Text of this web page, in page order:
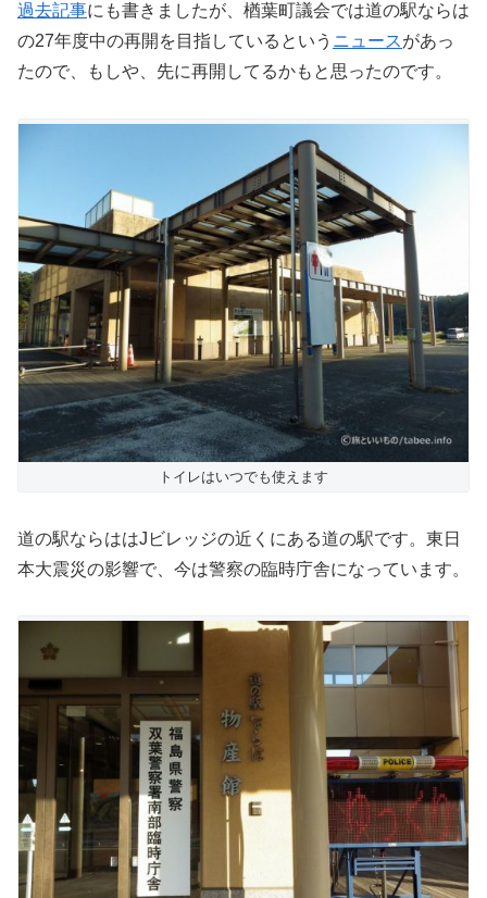
過去記事にも書きましたが、楢葉町議会では道の駅ならは
の27年度中の再開を目指しているという ニュースがあっ
たので、もしや、先に再開してるかもと思ったのです。
トイレはいつでも使えます
道の駅ならははJビレッジの近くにある道の駅です。東日
本大震災の影響で、今は警察の臨時庁舎になっています。